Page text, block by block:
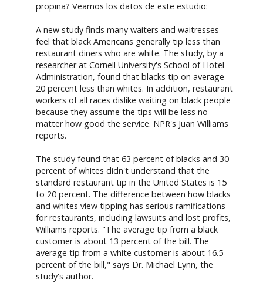
propina? Veamos los datos de este estudio:
A new study finds many waiters and waitresses
feel that black Americans generally tip less than
restaurant diners who are white. The study, by a
researcher at Cornell University's School of Hotel
Administration, found that blacks tip on average
20 percent less than whites. In addition, restaurant
workers of all races dislike waiting on black people
because they assume the tips will be less no
matter how good the service. NPR's Juan Williams
reports.
The study found that 63 percent of blacks and 30
percent of whites didn't understand that the
standard restaurant tip in the United States is 15
to 20 percent. The difference between how blacks
and whites view tipping has serious ramifications
for restaurants, including lawsuits and lost profits,
Williams reports. "The average tip from a black
customer is about 13 percent of the bill. The
average tip from a white customer is about 16.5
percent of the bill," says Dr. Michael Lynn, the
study's author.